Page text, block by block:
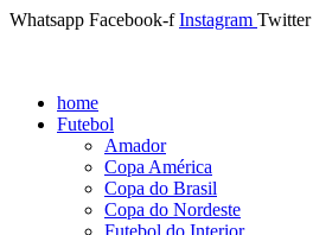
Whatsapp Facebook-f Instagram Twitter
home
Futebol
Amador
Copa América
Copa do Brasil
Copa do Nordeste
Futebol do Interior